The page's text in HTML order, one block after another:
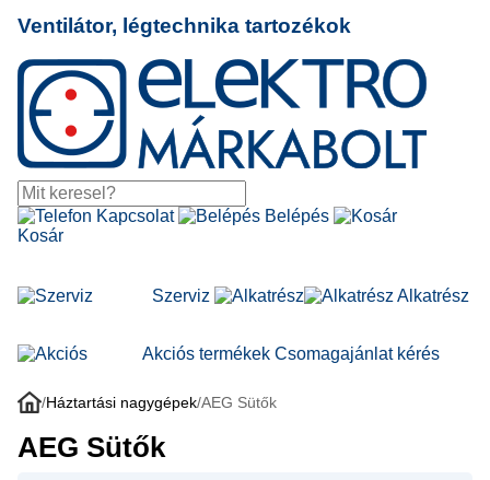
Ventilátor, légtechnika tartozékok
Kapcsolat
Belépés
Kosár
Szerviz Alkatrész
Akciós termékek Csomagajánlat kérés
/Háztartási nagygépek/AEG Sütők
AEG Sütők